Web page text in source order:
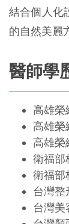
結合個人化
的自然美麗
醫師學
高雄榮
高雄榮
高雄榮
衛福部
衛福部
台灣整
台灣美